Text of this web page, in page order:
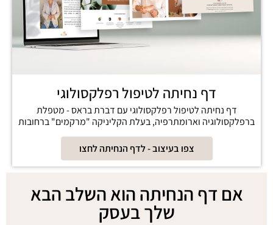
דף נחיתה לטיפול רפלקסולוגי
דף נחיתה לטיפול רפלקסולוגי עם דברת בראס - מטפלת
ברפלקסולוגיה וארומתרפיה, בעלת הקליניקה "מרקמים" ברחובות
צפו בעיצוב - לדף הנחיתה לחצו
אם דף הנחיתה הוא השלב הבא
שלך בעסק